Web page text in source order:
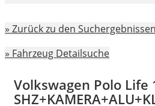
» Zurück zu den Suchergebnissen
» Fahrzeug Detailsuche
Volkswagen Polo Life